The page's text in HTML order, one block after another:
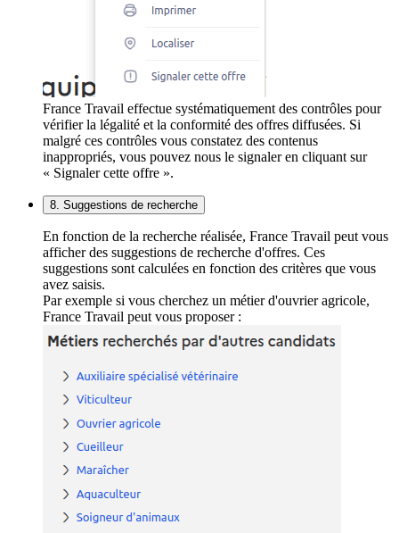
France Travail effectue systématiquement des contrôles pour
vérifier la légalité et la conformité des offres diffusées. Si
malgré ces contrôles vous constatez des contenus
inappropriés, vous pouvez nous le signaler en cliquant sur
« Signaler cette offre ».
8. Suggestions de recherche
En fonction de la recherche réalisée, France Travail peut vous
afficher des suggestions de recherche d'offres. Ces
suggestions sont calculées en fonction des critères que vous
avez saisis.
Par exemple si vous cherchez un métier d'ouvrier agricole,
France Travail peut vous proposer :